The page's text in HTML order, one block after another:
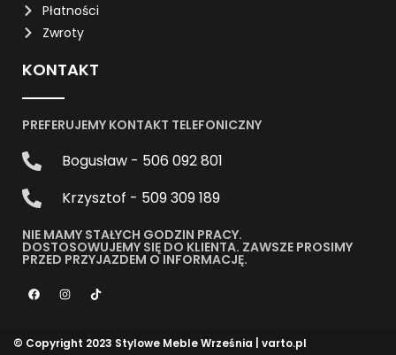
Płatności
Zwroty
KONTAKT
PREFERUJEMY KONTAKT TELEFONICZNY
Bogusław - 506 092 801
Krzysztof - 509 309 189
NIE MAMY STAŁYCH GODZIN PRACY.
DOSTOSOWUJEMY SIĘ DO KLIENTA. ZAWSZE PROSIMY
PRZED PRZYJAZDEM O INFORMACJĘ.
© Copyright 2023 Stylowe Meble Września | varto.pl